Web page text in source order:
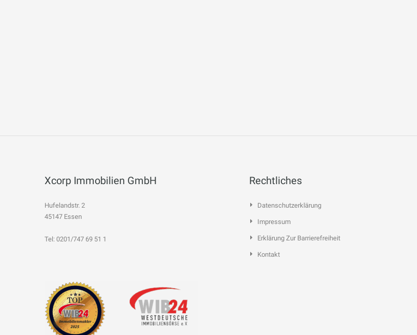
Xcorp Immobilien GmbH
Hufelandstr. 2
45147 Essen
Tel: 0201/747 69 51 1
Rechtliches
Datenschutzerklärung
Impressum
Erklärung Zur Barrierefreiheit
Kontakt